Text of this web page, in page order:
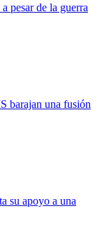
pesar de la guerra
barajan una fusión
su apoyo a una